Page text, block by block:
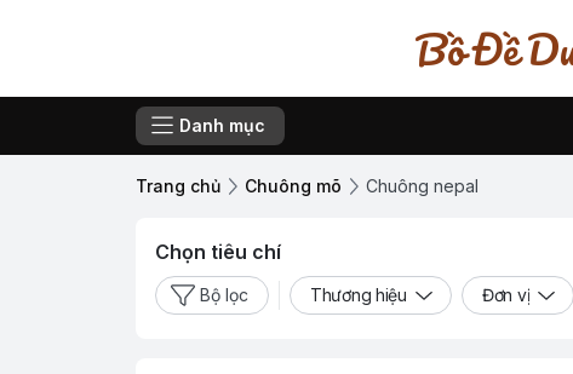
Bồ Đề
Danh mục
Trang chủ Chuông mõ Chuông nepal
Chọn tiêu chí
Bộ lọc Thương hiệu Đơn vị